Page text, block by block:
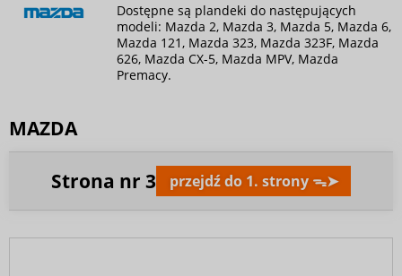
Dostępne są plandeki do następujących
modeli: Mazda 2, Mazda 3, Mazda 5, Mazda 6,
Mazda 121, Mazda 323, Mazda 323F, Mazda
626, Mazda CX-5, Mazda MPV, Mazda
Premacy.
MAZDA
Strona nr 3 przejdź do 1. strony ᯓ➤